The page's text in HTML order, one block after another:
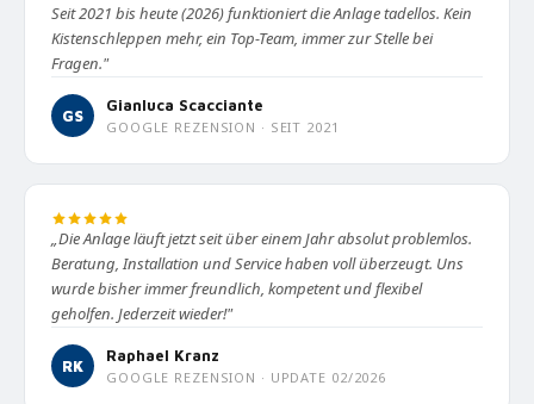
Seit 2021 bis heute (2026) funktioniert die Anlage tadellos. Kein
Kistenschleppen mehr, ein Top-Team, immer zur Stelle bei
Fragen."
GS
Gianluca Scacciante
GOOGLE REZENSION · SEIT 2021
„Die Anlage läuft jetzt seit über einem Jahr absolut problemlos.
Beratung, Installation und Service haben voll überzeugt. Uns
wurde bisher immer freundlich, kompetent und flexibel
geholfen. Jederzeit wieder!"
RK
Raphael Kranz
GOOGLE REZENSION · UPDATE 02/2026